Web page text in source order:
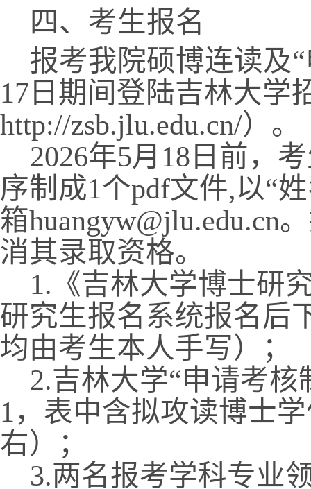
四、考生报名
报考我院硕博连读及
17 日期间登陆吉林大学
http://zsb.jlu.edu.cn/）。
2026年5月 18 日前，
序制成1个pdf文件,以“
箱huangyw@jlu.edu.cn
消其录取资格。
1. 《吉林大学博士研
研究生报名系统报名后
均由考生本人手写）；
2.吉林大学“申请考
1 ，表中含拟攻读博士
右）；
3.两名报考学科专业